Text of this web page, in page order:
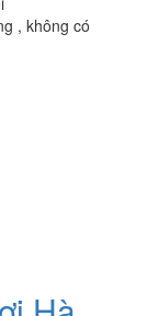
, không có